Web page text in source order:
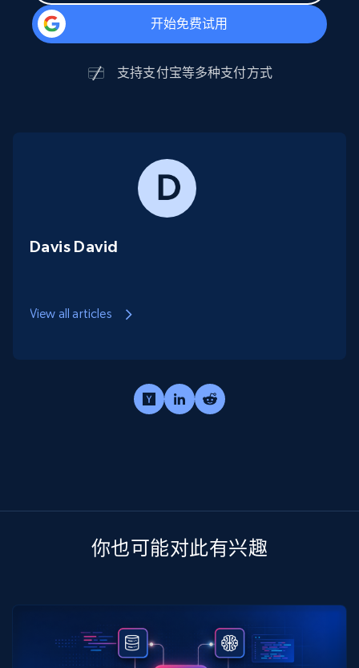
开始免费试用
支持支付宝等多种支付方式
Davis David
View all articles
你也可能对此有兴趣